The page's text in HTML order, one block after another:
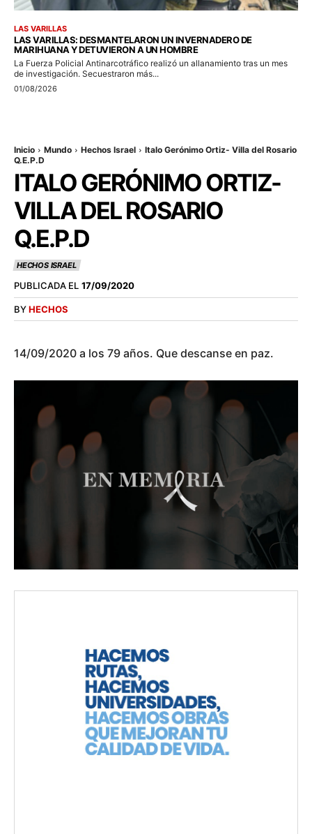
LAS VARILLAS
LAS VARILLAS: DESMANTELARON UN INVERNADERO DE
MARIHUANA Y DETUVIERON A UN HOMBRE
La Fuerza Policial Antinarcotráfico realizó un allanamiento tras un mes
de investigación. Secuestraron más...
01/08/2026